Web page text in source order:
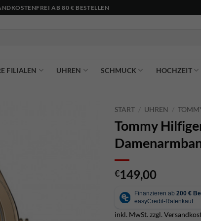
AB 80 € BESTELLEN
FILIALEN UHREN SCHMUCK HOCHZEIT
START / UHREN /
Tommy
€149,00
inkl. MwSt. zzgl.